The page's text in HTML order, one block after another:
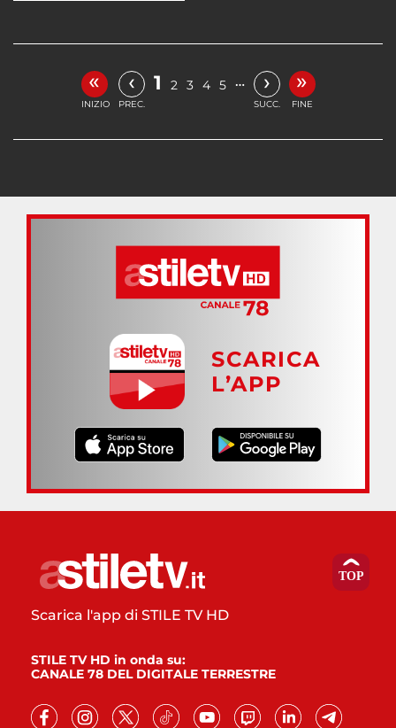
«
INIZIO
‹
PREC.
1 2 3 4 5 … ›
SUCC.
»
FINE
SCARICA
L’APP
Scarica l'app di STILE TV HD
STILE TV HD in onda su:
CANALE 78 DEL DIGITALE TERRESTRE